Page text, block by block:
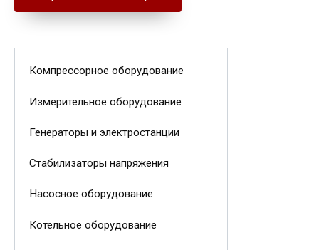
Компрессорное оборудование
Измерительное оборудование
Генераторы и электростанции
Стабилизаторы напряжения
Насосное оборудование
Котельное оборудование